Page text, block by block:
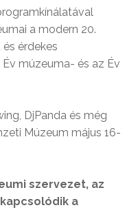
a modern 20.
érdekes
múzeuma- és az Év
DjPanda és még
Múzeum május 16-
szervezet, az
kapcsolódik a